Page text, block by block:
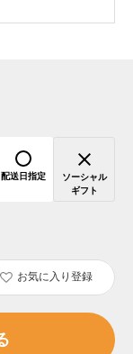
配送日指定
ソーシャル
ギフト
お気に入り登録